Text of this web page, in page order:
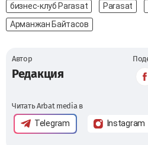
бизнес-клуб Parasat Parasat
Арманжан Байтасов
Автор
Редакция
Читать Arbat media в
Telegram Instagram